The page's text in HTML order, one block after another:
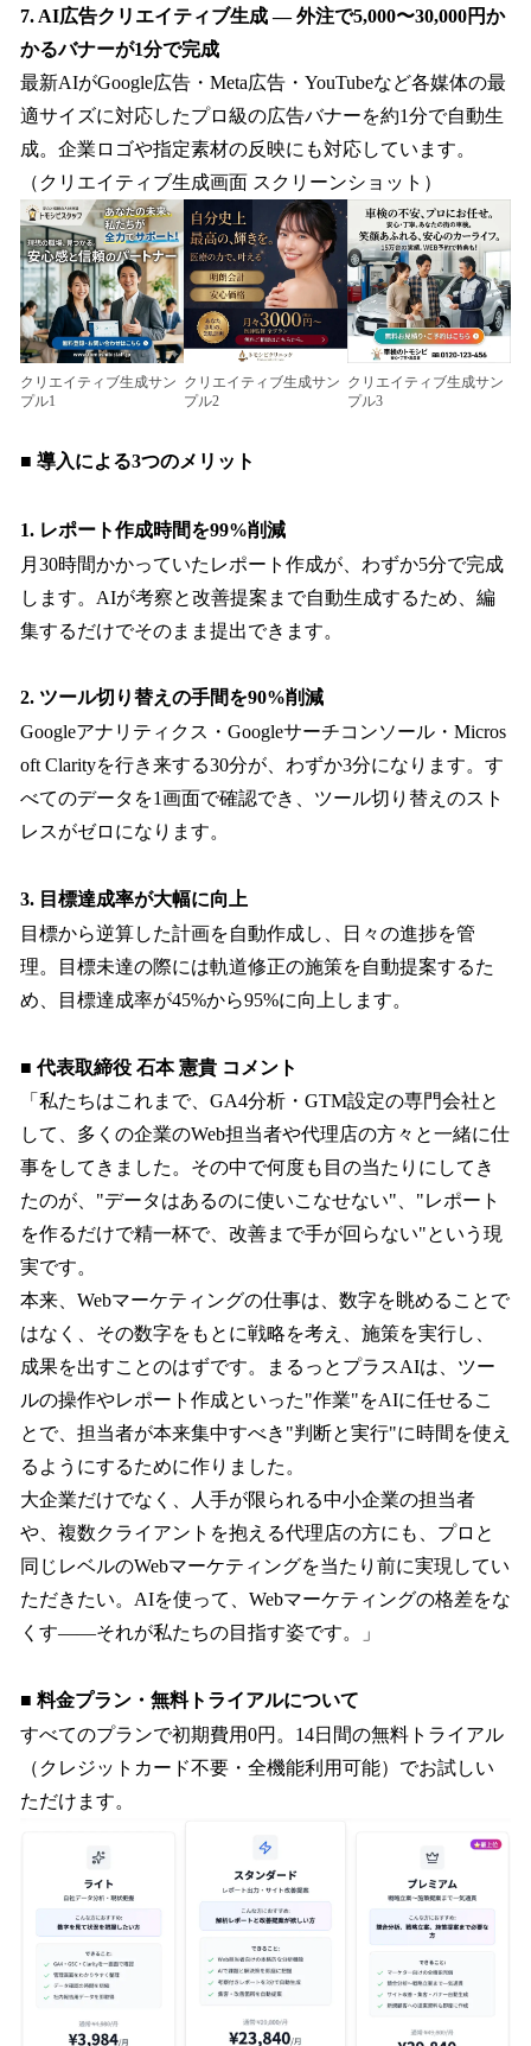
7. AI広告クリエイティブ生成 — 外注で5,000〜30,000円か
かるバナーが1分で完成
最新AIがGoogle広告・Meta広告・YouTubeなど各媒体の最
適サイズに対応したプロ級の広告バナーを約1分で自動生
成。企業ロゴや指定素材の反映にも対応しています。
（クリエイティブ生成画面 スクリーンショット）
クリエイティブ生成サン
プル1
クリエイティブ生成サン
プル2
クリエイティブ生成サン
プル3
■ 導入による3つのメリット
1. レポート作成時間を99%削減
月30時間かかっていたレポート作成が、わずか5分で完成
します。AIが考察と改善提案まで自動生成するため、編
集するだけでそのまま提出できます。
2. ツール切り替えの手間を90%削減
Googleアナリティクス・Googleサーチコンソール・Micros
oft Clarityを行き来する30分が、わずか3分になります。す
べてのデータを1画面で確認でき、ツール切り替えのスト
レスがゼロになります。
3. 目標達成率が大幅に向上
目標から逆算した計画を自動作成し、日々の進捗を管
理。目標未達の際には軌道修正の施策を自動提案するた
め、目標達成率が45%から95%に向上します。
■ 代表取締役 石本 憲貴 コメント
「私たちはこれまで、GA4分析・GTM設定の専門会社と
して、多くの企業のWeb担当者や代理店の方々と一緒に仕
事をしてきました。その中で何度も目の当たりにしてき
たのが、"データはあるのに使いこなせない"、"レポート
を作るだけで精一杯で、改善まで手が回らない"という現
実です。
本来、Webマーケティングの仕事は、数字を眺めることで
はなく、その数字をもとに戦略を考え、施策を実行し、
成果を出すことのはずです。まるっとプラスAIは、ツー
ルの操作やレポート作成といった"作業"をAIに任せるこ
とで、担当者が本来集中すべき"判断と実行"に時間を使え
るようにするために作りました。
大企業だけでなく、人手が限られる中小企業の担当者
や、複数クライアントを抱える代理店の方にも、プロと
同じレベルのWebマーケティングを当たり前に実現してい
ただきたい。AIを使って、Webマーケティングの格差をな
くす——それが私たちの目指す姿です。」
■ 料金プラン・無料トライアルについて
すべてのプランで初期費用0円。14日間の無料トライアル
（クレジットカード不要・全機能利用可能）でお試しい
ただけます。